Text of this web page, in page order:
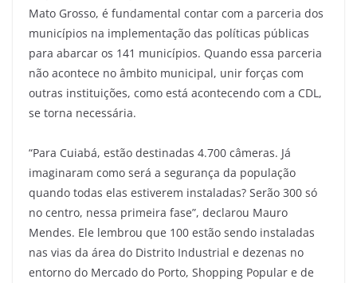
Mato Grosso, é fundamental contar com a parceria dos
municípios na implementação das políticas públicas
para abarcar os 141 municípios. Quando essa parceria
não acontece no âmbito municipal, unir forças com
outras instituições, como está acontecendo com a CDL,
se torna necessária.
“Para Cuiabá, estão destinadas 4.700 câmeras. Já
imaginaram como será a segurança da população
quando todas elas estiverem instaladas? Serão 300 só
no centro, nessa primeira fase”, declarou Mauro
Mendes. Ele lembrou que 100 estão sendo instaladas
nas vias da área do Distrito Industrial e dezenas no
entorno do Mercado do Porto, Shopping Popular e de